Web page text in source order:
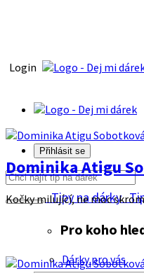
Login
Přihlásit se
Tipy na dárky
Pro koho
Dárky pro vás
Dominika Atigu
Kočky milující, ne moc